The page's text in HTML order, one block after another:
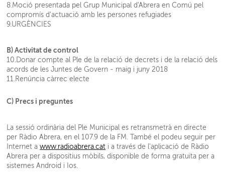
8.Moció presentada pel Grup Municipal d'Abrera en Comú pel
compromís d'actuació amb les persones refugiades
9.URGÈNCIES
B) Activitat de control
10.Donar compte al Ple de la relació de decrets i de la relació dels
acords de les Juntes de Govern - maig i juny 2018
11.Renúncia càrrec electe
C) Precs i preguntes
La sessió ordinària del Ple Municipal es retransmetrà en directe
per Ràdio Abrera, en el 107.9 de la FM. També el podeu seguir per
Internet awww.radioabrera.cat i a través de l'aplicació de Ràdio
Abrera per a dispositius mòbils, disponible de forma gratuïta per a
sistemes Android i Ios.